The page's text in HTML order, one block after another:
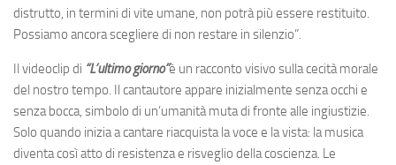
distrutto, in termini di vite umane, non potrà più essere restituito.
Possiamo ancora scegliere di non restare in silenzio”.
Il videoclip di “L’ultimo giorno”è un racconto visivo sulla cecità morale
del nostro tempo. Il cantautore appare inizialmente senza occhi e
senza bocca, simbolo di un’umanità muta di fronte alle ingiustizie.
Solo quando inizia a cantare riacquista la voce e la vista: la musica
diventa così atto di resistenza e risveglio della coscienza. Le